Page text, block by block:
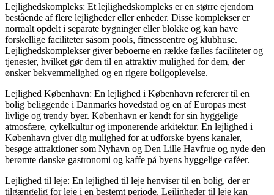
Lejlighedskompleks: Et lejlighedskompleks er en større ejendom
bestående af flere lejligheder eller enheder. Disse komplekser er
normalt opdelt i separate bygninger eller blokke og kan have
forskellige faciliteter såsom pools, fitnesscentre og klubhuse.
Lejlighedskomplekser giver beboerne en række fælles faciliteter og
tjenester, hvilket gør dem til en attraktiv mulighed for dem, der
ønsker bekvemmelighed og en rigere boligoplevelse.
Lejlighed København: En lejlighed i København refererer til en
bolig beliggende i Danmarks hovedstad og en af Europas mest
livlige og trendy byer. København er kendt for sin hyggelige
atmosfære, cykelkultur og imponerende arkitektur. En lejlighed i
København giver dig mulighed for at udforske byens kanaler,
besøge attraktioner som Nyhavn og Den Lille Havfrue og nyde den
berømte danske gastronomi og kaffe på byens hyggelige caféer.
Lejlighed til leje: En lejlighed til leje henviser til en bolig, der er
tilgængelig for leje i en bestemt periode. Lejligheder til leje kan